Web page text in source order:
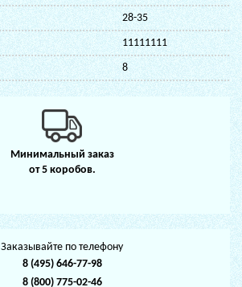
28-35
11111111
8
Минимальный заказ
от 5 коробов.
Заказывайте по телефону
8 (495) 646-77-98
8 (800) 775-02-46